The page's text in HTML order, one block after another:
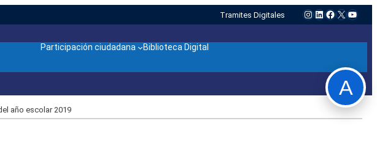
Tramites Digitales Instagram
LinkedIn
Facebook
X
Participación ciudadana
Biblioteca Digital
año escolar 2019
A